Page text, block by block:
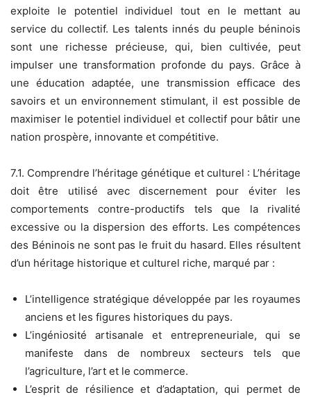
exploite le potentiel individuel tout en le mettant au
service du collectif. Les talents innés du peuple béninois
sont une richesse précieuse, qui, bien cultivée, peut
impulser une transformation profonde du pays. Grâce à
une éducation adaptée, une transmission efficace des
savoirs et un environnement stimulant, il est possible de
maximiser le potentiel individuel et collectif pour bâtir une
nation prospère, innovante et compétitive.
7.1. Comprendre l’héritage génétique et culturel : L’héritage
doit être utilisé avec discernement pour éviter les
comportements contre-productifs tels que la rivalité
excessive ou la dispersion des efforts. Les compétences
des Béninois ne sont pas le fruit du hasard. Elles résultent
d’un héritage historique et culturel riche, marqué par :
L’intelligence stratégique développée par les royaumes
anciens et les figures historiques du pays.
L’ingéniosité artisanale et entrepreneuriale, qui se
manifeste dans de nombreux secteurs tels que
l’agriculture, l’art et le commerce.
L’esprit de résilience et d’adaptation, qui permet de